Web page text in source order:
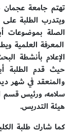
تهتم جامعة عجمان
ويتدرب الطلبة
الصلة بموضوعات
المعرفة العلمية
الإعلام بأنشطة
حيث قدم الطلبة
سلامه، ورئيس قسم
هيئة التدريس.
كما